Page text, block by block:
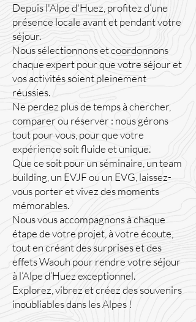
Depuis l'Alpe d'Huez, profitez d’une
présence locale avant et pendant votre
séjour.
Nous sélectionnons et coordonnons
chaque expert pour que votre séjour et
vos activités soient pleinement
réussies.
Ne perdez plus de temps à chercher,
comparer ou réserver : nous gérons
tout pour vous, pour que votre
expérience soit fluide et unique.
Que ce soit pour un séminaire, un team
building, un EVJF ou un EVG, laissez-
vous porter et vivez des moments
mémorables.
Nous vous accompagnons à chaque
étape de votre projet, à votre écoute,
tout en créant des surprises et des
effets Waouh pour rendre votre séjour
à l’Alpe d’Huez exceptionnel.
Explorez, vibrez et créez des souvenirs
inoubliables dans les Alpes !